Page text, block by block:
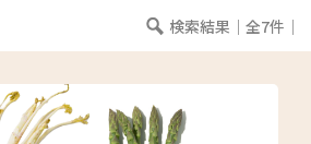
検索結果｜全7件｜